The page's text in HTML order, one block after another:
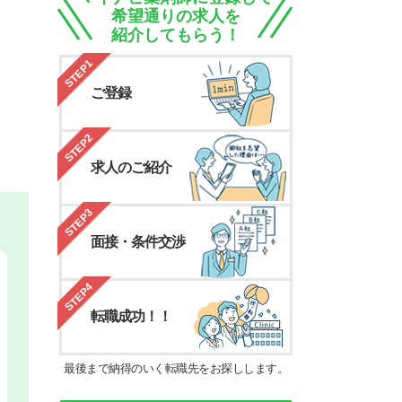
希望通りの求人を
紹介してもらう！
STEP1
ご登録
STEP2
求人のご紹介
STEP3
面接・条件交渉
STEP4
転職成功！！
最後まで納得のいく転職先をお探しします。